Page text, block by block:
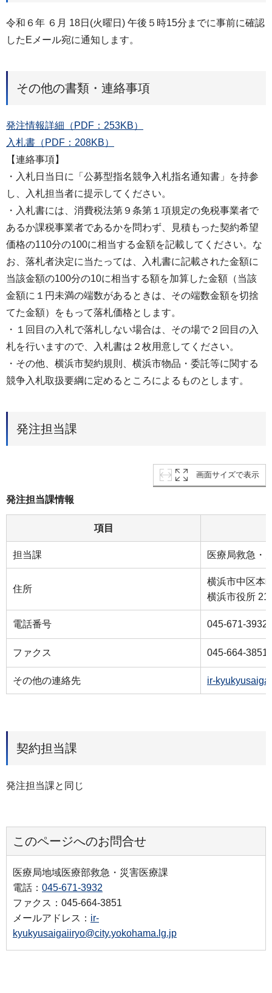
令和６年 ６月 18日(火曜日) 午後５時15分までに事前に確認
したEメール宛に通知します。
その他の書類・連絡事項
発注情報詳細（PDF：253KB）
入札書（PDF：208KB）
【連絡事項】
・入札日当日に「公募型指名競争入札指名通知書」を持参
し、入札担当者に提示してください。
・入札書には、消費税法第９条第１項規定の免税事業者で
あるか課税事業者であるかを問わず、見積もった契約希望
価格の110分の100に相当する金額を記載してください。な
お、落札者決定に当たっては、入札書に記載された金額に
当該金額の100分の10に相当する額を加算した金額（当該
金額に１円未満の端数があるときは、その端数金額を切捨
てた金額）をもって落札価格とします。
・１回目の入札で落札しない場合は、その場で２回目の入
札を行いますので、入札書は２枚用意してください。
・その他、横浜市契約規則、横浜市物品・委託等に関する
競争入札取扱要綱に定めるところによるものとします。
発注担当課
画面サイズで表示
発注担当課情報
項目
担当課 医療局救急・
住所
横浜市中区本
横浜市役所 21
電話番号 045-671-3932
ファクス 045-664-3851
その他の連絡先 ir-
契約担当課
発注担当課と同じ
このページへのお問合せ
医療局地域医療部救急・災害医療課
電話： 045-671-3932
ファクス：045-664-3851
メールアドレス： ir-
kyukyusaigaiiryo@city.yokohama.lg.jp